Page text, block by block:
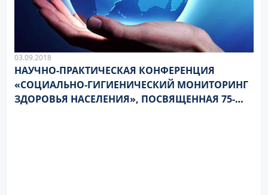
03.09.2018
НАУЧНО-ПРАКТИЧЕСКАЯ КОНФЕРЕНЦИЯ
«СОЦИАЛЬНО-ГИГИЕНИЧЕСКИЙ МОНИТОРИНГ
ЗДОРОВЬЯ НАСЕЛЕНИЯ», ПОСВЯЩЕННАЯ 75-